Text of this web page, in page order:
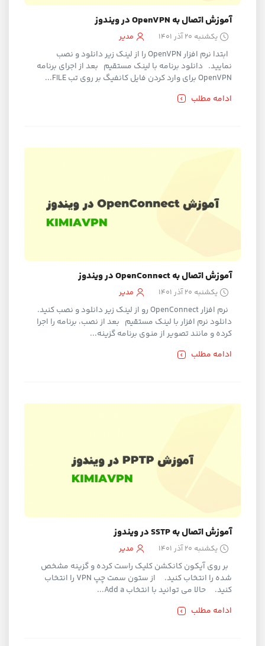
آموزش اتصال به OpenVPN در ویندوز
یکشنبه ۲۰ آذر ۱۴۰۱ مدیر
ابتدا نرم افزار OpenVPN را از لینک زیر دانلود و نصب
نمایید. دانلود برنامه با لینک مستقیم بعد از اجرای برنامه
OpenVPN برای وارد کردن فایل کانفیگ بر روی تب FILE...
ادامه مطلب
آموزش اتصال به OpenConnect در ویندوز
یکشنبه ۲۰ آذر ۱۴۰۱ مدیر
نرم افزار OpenConnect رو از لینک زیر دانلود و نصب کنید.
دانلود نرم افزار با لینک مستقیم بعد از نصب، برنامه را اجرا
کرده و مانند تصویر از منوی برنامه گزینه...
ادامه مطلب
آموزش اتصال به SSTP در ویندوز
یکشنبه ۲۰ آذر ۱۴۰۱ مدیر
بر روی آیکون کانکشن کلیک راست کرده و گزینه مشخص
شده را انتخاب کنید. از ستون سمت چپ VPN را انتخاب
کنید. حالا می توانید با انتخاب Add a...
ادامه مطلب